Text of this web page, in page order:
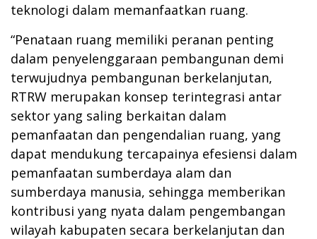
teknologi dalam memanfaatkan ruang.
“Penataan ruang memiliki peranan penting
dalam penyelenggaraan pembangunan demi
terwujudnya pembangunan berkelanjutan,
RTRW merupakan konsep terintegrasi antar
sektor yang saling berkaitan dalam
pemanfaatan dan pengendalian ruang, yang
dapat mendukung tercapainya efesiensi dalam
pemanfaatan sumberdaya alam dan
sumberdaya manusia, sehingga memberikan
kontribusi yang nyata dalam pengembangan
wilayah kabupaten secara berkelanjutan dan